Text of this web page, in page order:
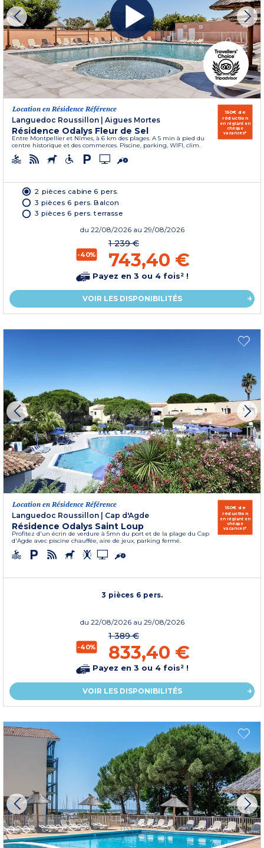
Location en Résidence Référence
Languedoc Roussillon
Aigues Mortes
Résidence Odalys Fleur de Sel
Entre Montpellier et Nîmes, à 6 km des plages. A 5 min à pied du
centre historique et des commerces. Piscine, parking, WIFI, clim.
150€ de
réduction
en réglant en
chèque
vacances*
2 pièces cabine 6 pers.
3 pièces 6 pers. Balcon
3 pièces 6 pers. terrasse
du 22/08/2026 au 29/08/2026
-40%
1 239 €
743,40 €
Payez en 3 ou 4 fois² !
VOIR LES DISPONIBILITÉS
Location en Résidence Référence
Languedoc Roussillon | Cap d'Agde
Résidence Odalys Saint Loup
Profitez d'un écrin de verdure à 5mn du port et de la plage du Cap
d'Agde avec piscine chauffée, aire de jeux, parking fermé.
150€ de
réduction
en réglant en
chèque
vacances*
3 pièces 6 pers.
du 22/08/2026 au 29/08/2026
-40%
1 389 €
833,40 €
Payez en 3 ou 4 fois² !
VOIR LES DISPONIBILITÉS